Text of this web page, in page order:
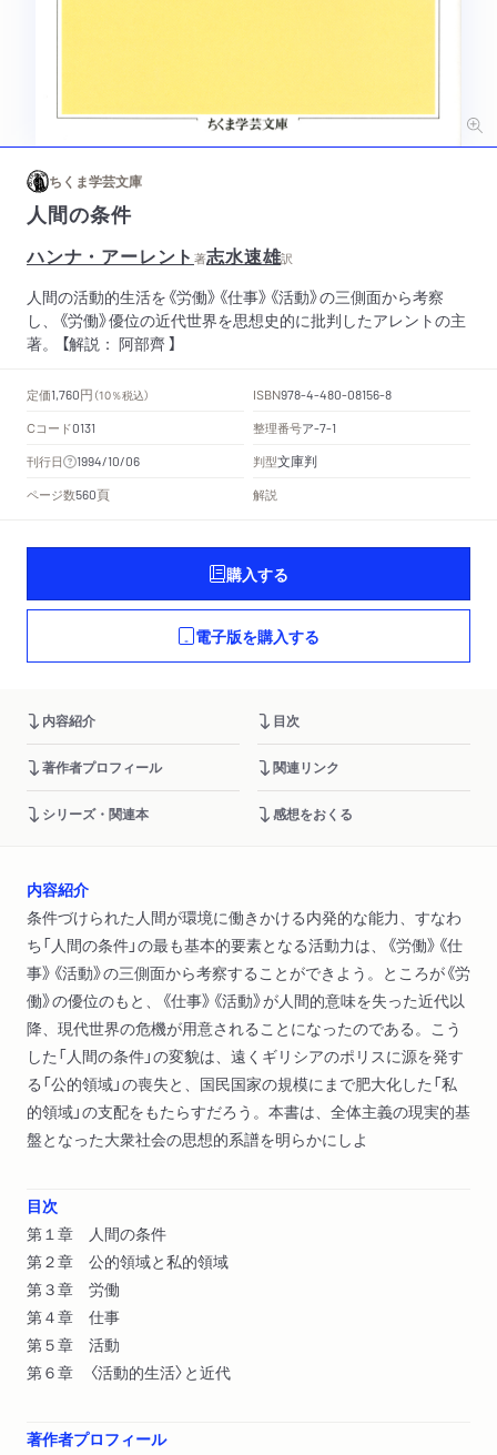
ちくま学芸文庫
人間の条件
ハンナ・アーレント著志水速雄訳
人間の活動的生活を《労働》《仕事》《活動》の三側面から考察
し、《労働》優位の近代世界を思想史的に批判したアレントの主
著。 【解説： 阿部齊 】
定価1,760円 （10％税込） ISBN978-4-480-08156-8
Cコード0131 整理番号ア-7-1
刊行日 1994/10/06 判型文庫判
ページ数560頁 解説
購入する
電子版を購入する
内容紹介 目次
著作者プロフィール 関連リンク
シリーズ・関連本 感想をおくる
内容紹介
条件づけられた人間が環境に働きかける内発的な能力、すなわ
ち「人間の条件」の最も基本的要素となる活動力は、《労働》《仕
事》《活動》の三側面から考察することができよう。ところが《労
働》の優位のもと、《仕事》《活動》が人間的意味を失った近代以
降、現代世界の危機が用意されることになったのである。こう
した「人間の条件」の変貌は、遠くギリシアのポリスに源を発す
る「公的領域」の喪失と、国民国家の規模にまで肥大化した「私
的領域」の支配をもたらすだろう。本書は、全体主義の現実的基
盤となった大衆社会の思想的系譜を明らかにしよ
目次
第１章 人間の条件
第２章 公的領域と私的領域
第３章 労働
第４章 仕事
第５章 活動
第６章 〈活動的生活〉と近代
著作者プロフィール